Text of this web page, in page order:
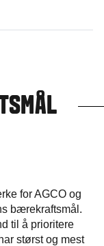
for AGCO og
bærekraftsmål.
til å prioritere
størst og mest